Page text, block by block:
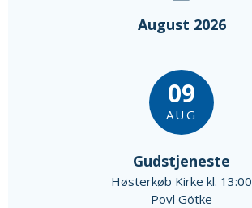
August 2026
09
AUG
Gudstjeneste
Høsterkøb Kirke kl. 13:00
Povl Götke